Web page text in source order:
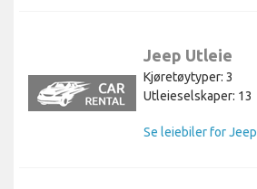
Jeep Utleie
Kjøretøytyper: 3
Utleieselskaper: 13
Se leiebiler for Jeep